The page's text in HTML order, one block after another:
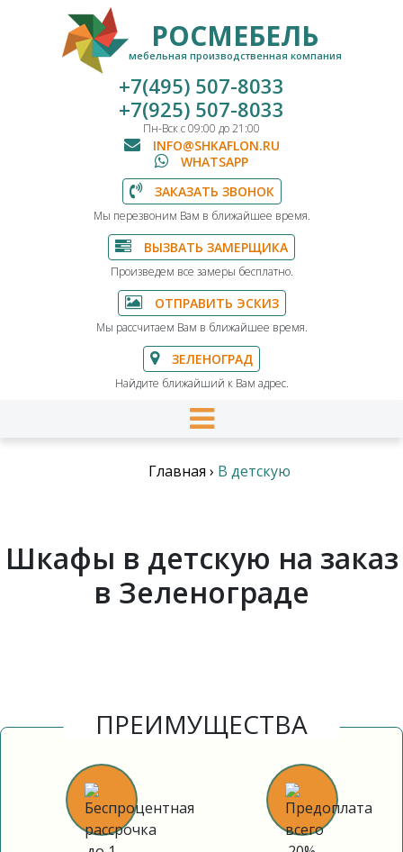
РОСМЕБЕЛЬ
мебельная производственная компания
+7(495) 507-8033
+7(925) 507-8033
Пн-Вск с 09:00 до 21:00
INFO@SHKAFLON.RU
WHATSAPP
ЗАКАЗАТЬ ЗВОНОК
Мы перезвоним Вам в ближайшее время.
ВЫЗВАТЬ ЗАМЕРЩИКА
Произведем все замеры бесплатно.
ОТПРАВИТЬ ЭСКИЗ
Мы рассчитаем Вам в ближайшее время.
ЗЕЛЕНОГРАД
Найдите ближайший к Вам адрес.
Главная › В детскую
Шкафы в детскую на заказ
в Зеленограде
ПРЕИМУЩЕСТВА